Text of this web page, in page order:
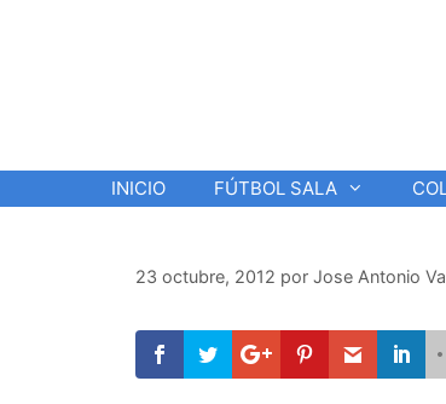
INICIO FÚTBOL SALA
23 octubre, 2012 por Jose Antonio